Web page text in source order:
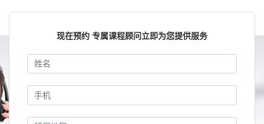
现在预约 专属课程顾问立即为您提供服务